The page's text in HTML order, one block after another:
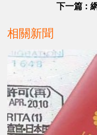
下一篇 :
相關新聞